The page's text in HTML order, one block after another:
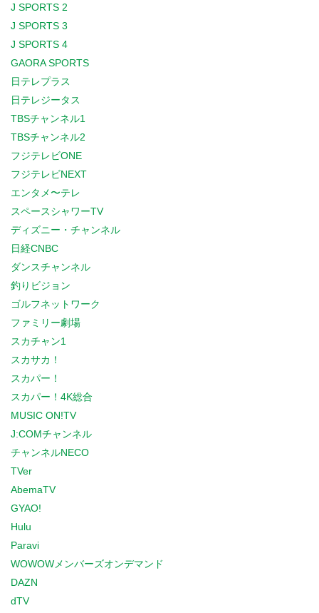
J SPORTS 2
J SPORTS 3
J SPORTS 4
GAORA SPORTS
日テレプラス
日テレジータス
TBSチャンネル1
TBSチャンネル2
フジテレビONE
フジテレビNEXT
エンタメ〜テレ
スペースシャワーTV
ディズニー・チャンネル
日経CNBC
ダンスチャンネル
釣りビジョン
ゴルフネットワーク
ファミリー劇場
スカチャン1
スカサカ！
スカパー！
スカパー！4K総合
MUSIC ON!TV
J:COMチャンネル
チャンネルNECO
TVer
AbemaTV
GYAO!
Hulu
Paravi
WOWOWメンバーズオンデマンド
DAZN
dTV